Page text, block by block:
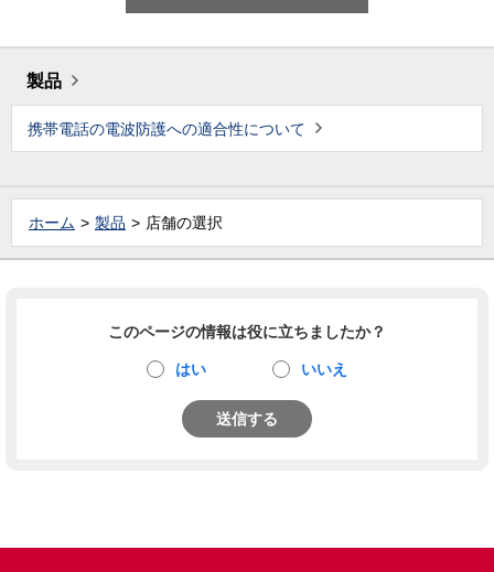
製品
携帯電話の電波防護への適合性について
ホーム 製品 店舗の選択
このページの情報は役に立ちましたか？
はい いいえ
送信する